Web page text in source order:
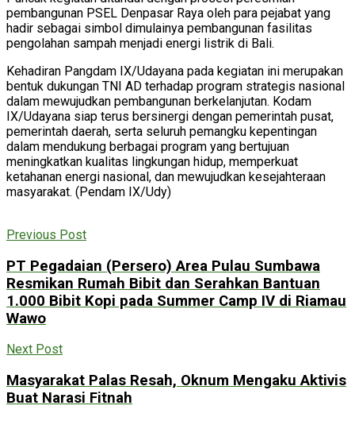
pembangunan PSEL Denpasar Raya oleh para pejabat yang
hadir sebagai simbol dimulainya pembangunan fasilitas
pengolahan sampah menjadi energi listrik di Bali.
Kehadiran Pangdam IX/Udayana pada kegiatan ini merupakan
bentuk dukungan TNI AD terhadap program strategis nasional
dalam mewujudkan pembangunan berkelanjutan. Kodam
IX/Udayana siap terus bersinergi dengan pemerintah pusat,
pemerintah daerah, serta seluruh pemangku kepentingan
dalam mendukung berbagai program yang bertujuan
meningkatkan kualitas lingkungan hidup, memperkuat
ketahanan energi nasional, dan mewujudkan kesejahteraan
masyarakat. (Pendam IX/Udy)
Previous Post
PT Pegadaian (Persero) Area Pulau Sumbawa
Resmikan Rumah Bibit dan Serahkan Bantuan
1.000 Bibit Kopi pada Summer Camp IV di Riamau
Wawo
Next Post
Masyarakat Palas Resah, Oknum Mengaku Aktivis
Buat Narasi Fitnah